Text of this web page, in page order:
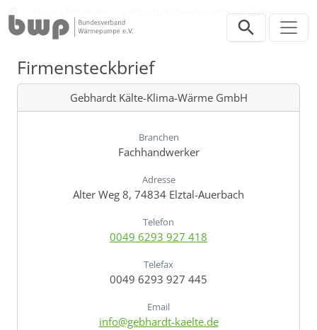
Gebhardt Kälte-Klima-Wärme GmbH
Firmensteckbrief
Gebhardt Kälte-Klima-Wärme GmbH
Branchen
Fachhandwerker
Adresse
Alter Weg 8, 74834 Elztal-Auerbach
Telefon
0049 6293 927 418
Telefax
0049 6293 927 445
Email
info@gebhardt-kaelte.de